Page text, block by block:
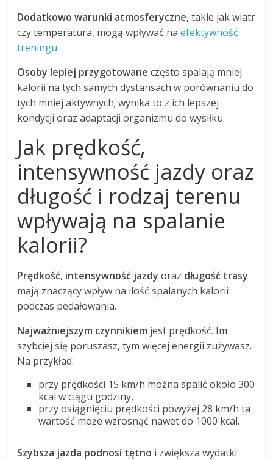
Dodatkowo warunki atmosferyczne,takie jak wiatr
czy temperatura, mogą wpływać naefektywność
treningu.
Osoby lepiej przygotowane często spalają mniej
kalorii na tych samych dystansach w porównaniu do
tych mniej aktywnych; wynika to z ich lepszej
kondycji oraz adaptacji organizmu do wysiłku.
Jak prędkość,
intensywność jazdy oraz
długość i rodzaj terenu
wpływają na spalanie
kalorii?
Prędkość, intensywność jazdy oraz długość trasy
mają znaczący wpływ na ilość spalanych kalorii
podczas pedałowania.
Najważniejszym czynnikiem jest prędkość. Im
szybciej się poruszasz, tym więcej energii zużywasz.
Na przykład:
przy prędkości 15 km/h można spalić około 300
kcal w ciągu godziny,
przy osiągnięciu prędkości powyżej 28 km/h ta
wartość może wzrosnąć nawet do 1000 kcal.
Szybsza jazda podnosi tętno i zwiększa wydatki